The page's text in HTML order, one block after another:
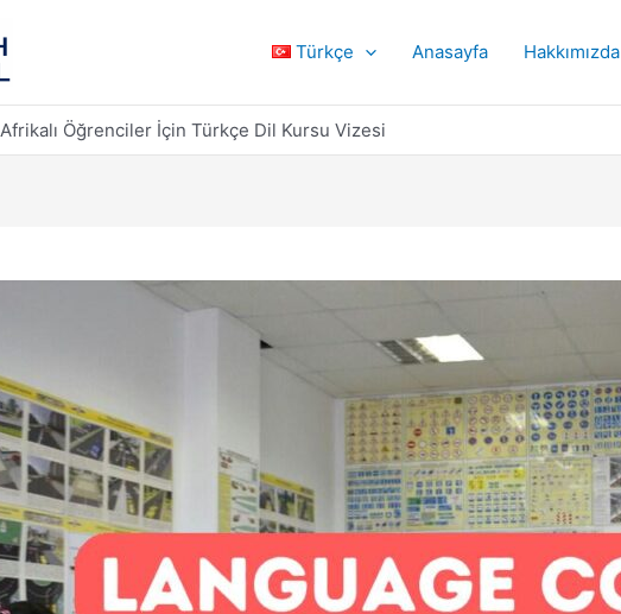
Türkçe Anasayfa Hakkımızda
Afrikalı Öğrenciler İçin Türkçe Dil Kursu Vizesi